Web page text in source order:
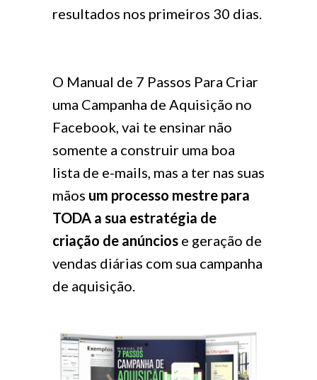
resultados nos primeiros 30 dias.
O Manual de 7 Passos Para Criar
uma Campanha de Aquisição no
Facebook, vai te ensinar não
somente a construir uma boa
lista de e-mails, mas a ter nas suas
mãos um processo mestre para
TODA a sua estratégia de
criação de anúncios e geração de
vendas diárias com sua campanha
de aquisição.